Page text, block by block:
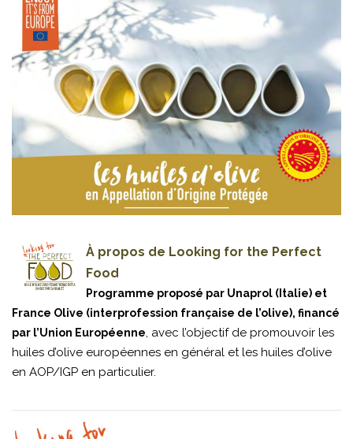
À propos de Looking for the Perfect
Food
Programme proposé par Unaprol (Italie) et
France Olive (interprofession française de l’olive), financé
par l’Union Européenne, avec l’objectif de promouvoir les
huiles d’olive européennes en général et les huiles d’olive
en AOP/IGP en particulier.